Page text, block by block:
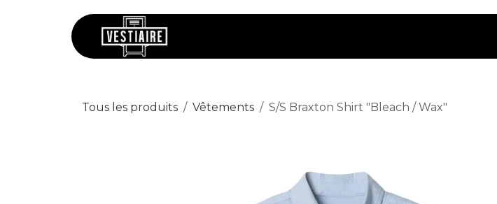
Tous les produits Vêtements S/S Braxton Shirt "Bleach / Wax"